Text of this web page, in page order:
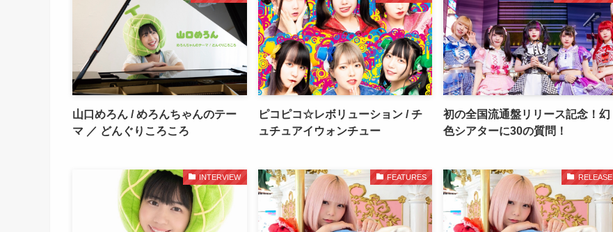
山口めろん / めろんちゃんのテー
マ ／ どんぐりころころ
ピコピコ☆レボリューション / チ
ュチュアイウォンチュー
初の全国流通盤リリース記念！幻
色シアターに30の質問！
INTERVIEW FEATURES RELEASE